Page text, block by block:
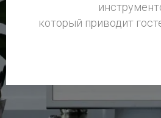
который приводит